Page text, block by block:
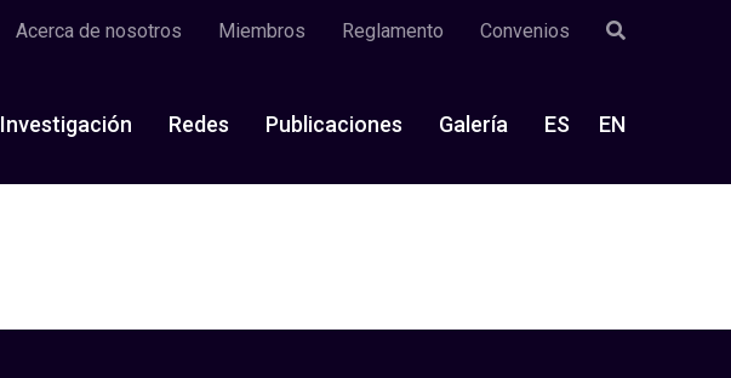
Acerca de nosotros Miembros Reglamento Convenios
Investigación Redes Publicaciones Galería ES EN